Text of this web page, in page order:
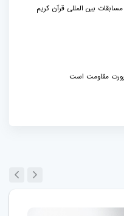
بین المللی قرآن کریم
مقاومت است